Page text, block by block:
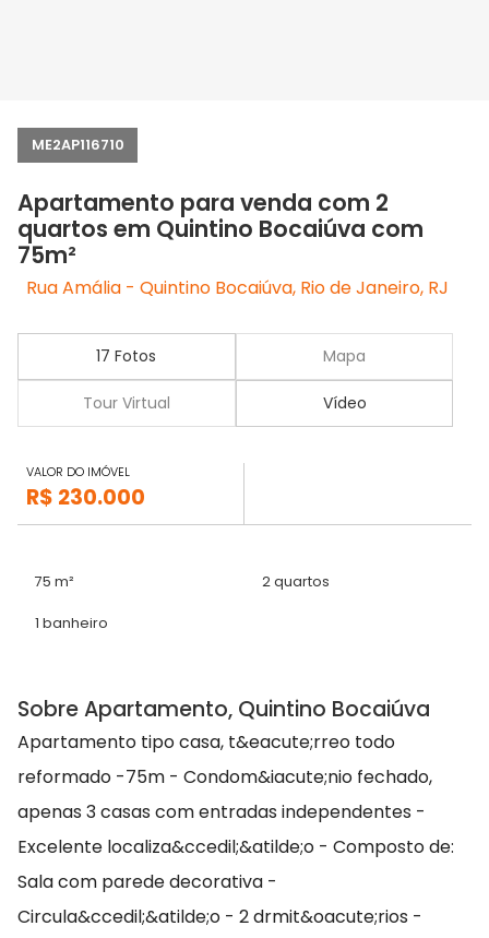
ME2AP116710
Apartamento para venda com 2
quartos em Quintino Bocaiúva com
75m²
Rua Amália - Quintino Bocaiúva, Rio de Janeiro, RJ
17 Fotos Mapa
Tour Virtual Vídeo
VALOR DO IMÓVEL
R$ 230.000
75 m² 2 quartos
1 banheiro
Sobre Apartamento, Quintino Bocaiúva
Apartamento tipo casa, t&eacute;rreo todo
reformado -75m - Condom&iacute;nio fechado,
apenas 3 casas com entradas independentes -
Excelente localiza&ccedil;&atilde;o - Composto de:
Sala com parede decorativa -
Circula&ccedil;&atilde;o - 2 drmit&oacute;rios -